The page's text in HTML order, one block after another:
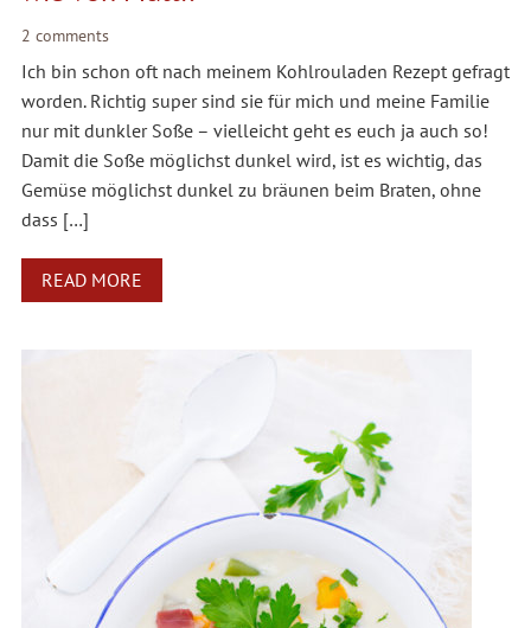
2 comments
Ich bin schon oft nach meinem Kohlrouladen Rezept gefragt
worden. Richtig super sind sie für mich und meine Familie
nur mit dunkler Soße – vielleicht geht es euch ja auch so!
Damit die Soße möglichst dunkel wird, ist es wichtig, das
Gemüse möglichst dunkel zu bräunen beim Braten, ohne
dass […]
READ MORE